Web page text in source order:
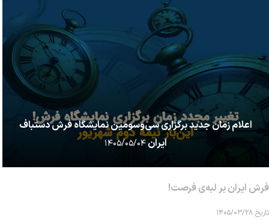
اعلام زمان جدید برگزاری سی‌وسومین نمایشگاه فرش دستباف
ایران۱۴۰۵/۰۵/۰۴
فرش ایران بر لبه‌ی فرصت!
تاریخ ۱۴۰۵/۰۳/۲۸